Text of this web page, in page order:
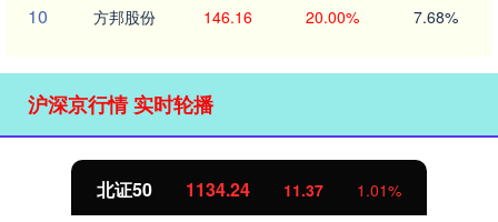
10 方邦股份 146.16 20.00% 7.68%
沪深京行情 实时轮播
北证50 1134.24 11.37 1.01%